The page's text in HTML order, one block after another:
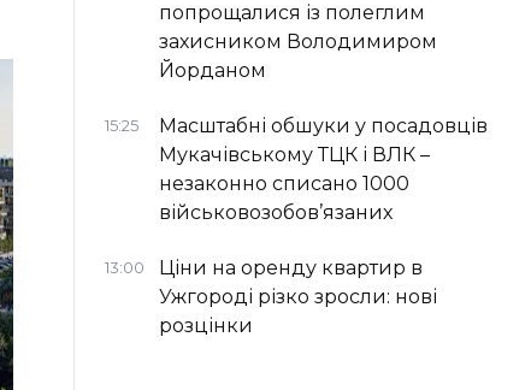
попрощалися із полеглим
захисником Володимиром
Йорданом
15:25
Масштабні обшуки у посадовців
Мукачівському ТЦК і ВЛК –
незаконно списано 1000
військовозобов’язаних
13:00
Ціни на оренду квартир в
Ужгороді різко зросли: нові
розцінки